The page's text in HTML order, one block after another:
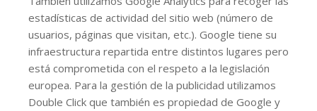
estadísticas de actividad del sitio web (número de
usuarios, páginas que visitan, etc.). Google tiene su
infraestructura repartida entre distintos lugares pero
está comprometida con el respeto a la legislación
europea. Para la gestión de la publicidad utilizamos
Double Click que también es propiedad de Google y